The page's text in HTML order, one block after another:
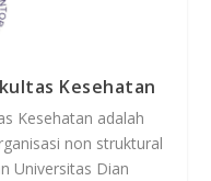
Kesehatan
Kesehatan adalah
non struktural
Universitas Dian